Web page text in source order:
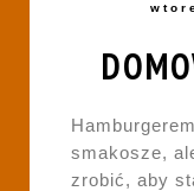
smakosze,
zrobić, aby